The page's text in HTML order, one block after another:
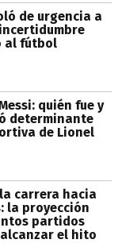
de urgencia a
al fútbol
quién fue y
determinante
de Lionel
carrera hacia
la proyección
partidos
el hito